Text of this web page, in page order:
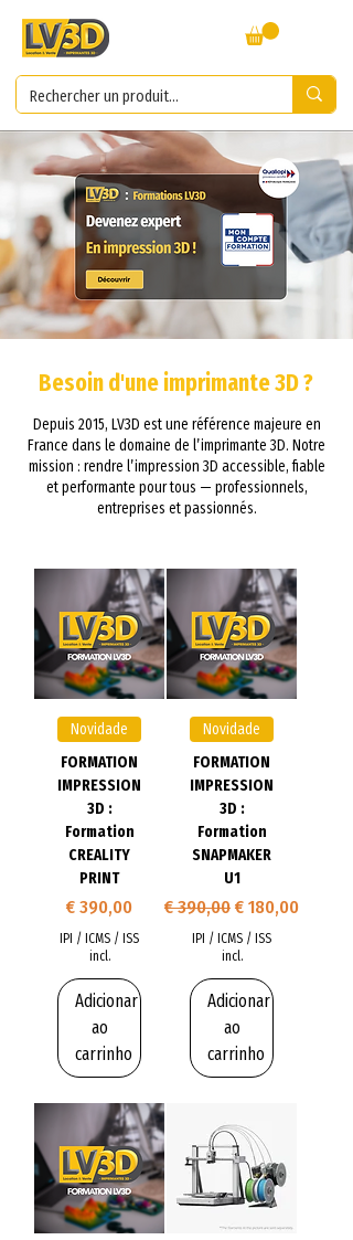
Besoin d'une imprimante 3D ?
Depuis 2015, LV3D est une référence majeure en
France dans le domaine de l’imprimante 3D. Notre
mission : rendre l’impression 3D accessible, fiable
et performante pour tous — professionnels,
entreprises et passionnés.
Novidade
FORMATION
IMPRESSION
3D :
Formation
CREALITY
PRINT
Preço
€ 390,00
IPI / ICMS / ISS
incl.
Adicionar
ao
carrinho
Novidade
FORMATION
IMPRESSION
3D :
Formation
SNAPMAKER
U1
Preço normal
€ 390,00Preço
€ 180,00
IPI / ICMS / ISS
incl.
Adicionar
ao
carrinho